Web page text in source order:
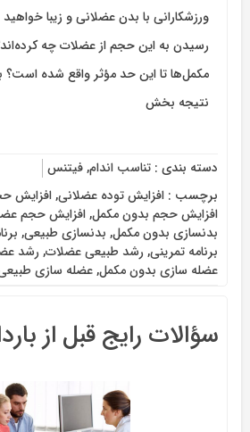
ورزشکارانی با بدن عضلانی و زیبا خواهید
رسیدن به این حجم از عضلات چه کرده‌اند؟
مکمل‌ها تا این حد مؤثر واقع شده است؟
نتیجه بخش
دسته بندی : تناسب اندام,فیتنس
برچسب : افزایش توده عضلانی,افزایش
افزایش حجم بدون مکمل,افزایش حجم
بدنسازی بدون مکمل, بدنسازی طبیعی,
برنامه تمرینی, رشد طبیعی عضلات, رشد
عضله سازی بدون مکمل,عضله سازی
سؤالات رایج قبل از